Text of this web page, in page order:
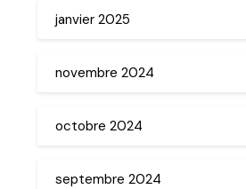
janvier 2025
novembre 2024
octobre 2024
septembre 2024